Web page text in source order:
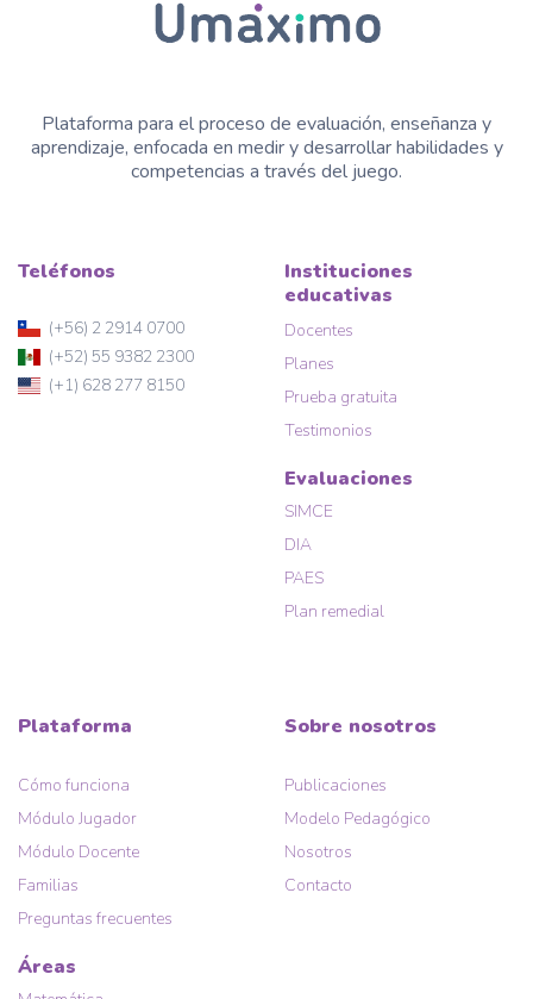
Plataforma para el proceso de evaluación, enseñanza y
aprendizaje, enfocada en medir y desarrollar habilidades y
competencias a través del juego.
Teléfonos
(+56) 2 2914 0700
(+52) 55 9382 2300
(+1) 628 277 8150
Instituciones
educativas
Docentes
Planes
Prueba gratuita
Testimonios
Evaluaciones
SIMCE
DIA
PAES
Plan remedial
Plataforma
Cómo funciona
Módulo Jugador
Módulo Docente
Familias
Preguntas frecuentes
Áreas
Sobre nosotros
Publicaciones
Modelo Pedagógico
Nosotros
Contacto